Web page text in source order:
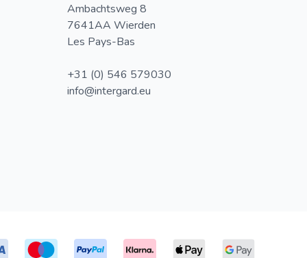
Ambachtsweg 8
7641AA Wierden
Les Pays-Bas
+31 (0) 546 579030
info@intergard.eu